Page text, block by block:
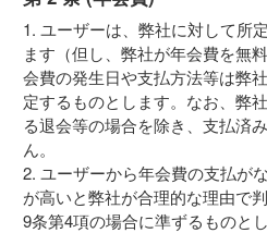
1. ユーザーは、弊社に対して所
ます（但し、弊社が年会費を無
会費の発生日や支払方法等は弊
定するものとします。なお、弊
る退会等の場合を除き、支払済
ん。
2. ユーザーから年会費の支払が
が高いと弊社が合理的な理由で
9条第4項の場合に準ずるものとし